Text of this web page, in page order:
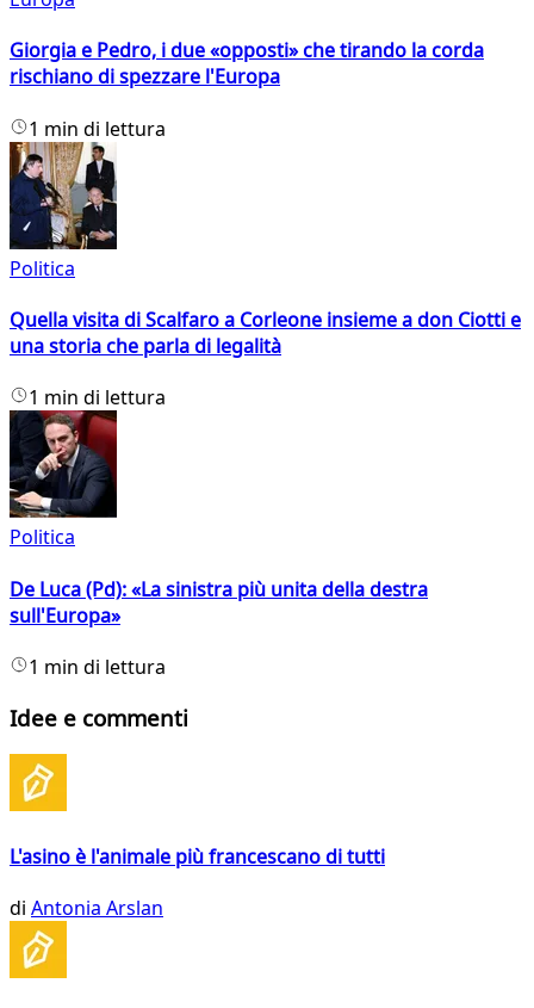
Giorgia e Pedro, i due «opposti» che tirando la corda
rischiano di spezzare l'Europa
1 min di lettura
Politica
Quella visita di Scalfaro a Corleone insieme a don Ciotti e
una storia che parla di legalità
1 min di lettura
Politica
De Luca (Pd): «La sinistra più unita della destra
sull'Europa»
1 min di lettura
Idee e commenti
L'asino è l'animale più francescano di tutti
di Antonia Arslan